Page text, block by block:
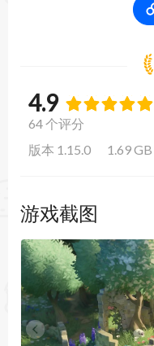
4.9
64 个评分
版本 1.15.0 1.69 GB
游戏截图